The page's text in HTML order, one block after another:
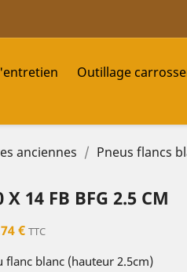
Outillage
anciennes Pneus flancs
X 14 FB BFG 2.5 CM
€ TTC
flanc blanc (hauteur 2.5cm)